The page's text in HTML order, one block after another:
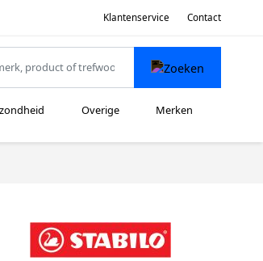
Klantenservice Contact
Overige Merken